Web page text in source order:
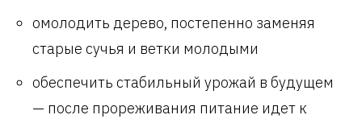
омолодить дерево, постепенно заменяя
старые сучья и ветки молодыми
обеспечить стабильный урожай в будущем
— после прореживания питание идет к